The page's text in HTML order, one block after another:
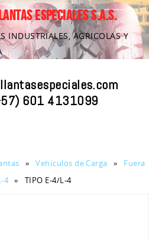
ESPECIALES S.A.S.
INDUSTRIALES, AGRICOLAS Y
601 4131099
» Vehículos de Carga »
Fuera
4 » TIPO E-4/L-4